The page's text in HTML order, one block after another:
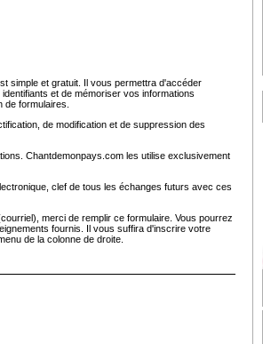
simple et gratuit. Il vous permettra d'accéder
et de mémoriser vos informations
formulaires.
de modification et de suppression des
Chantdemonpays.com les utilise exclusivement
clef de tous les échanges futurs avec ces
merci de remplir ce formulaire. Vous pourrez
fournis. Il vous suffira d'inscrire votre
de la colonne de droite.